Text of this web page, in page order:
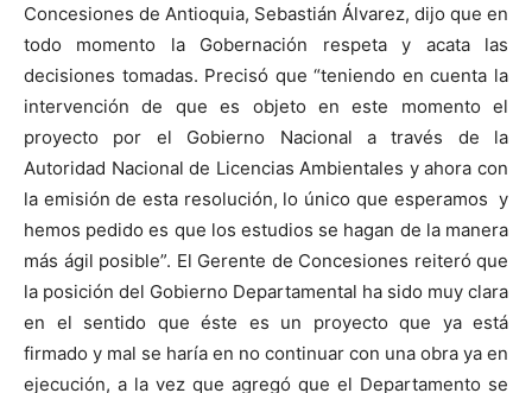
Concesiones de Antioquia, Sebastián Álvarez, dijo que en
todo momento la Gobernación respeta y acata las
decisiones tomadas. Precisó que “teniendo en cuenta la
intervención de que es objeto en este momento el
proyecto por el Gobierno Nacional a través de la
Autoridad Nacional de Licencias Ambientales y ahora con
la emisión de esta resolución, lo único que esperamos y
hemos pedido es que los estudios se hagan de la manera
más ágil posible”. El Gerente de Concesiones reiteró que
la posición del Gobierno Departamental ha sido muy clara
en el sentido que éste es un proyecto que ya está
firmado y mal se haría en no continuar con una obra ya en
ejecución, a la vez que agregó que el Departamento se